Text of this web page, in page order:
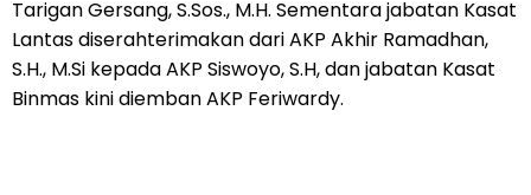
Tarigan Gersang, S.Sos., M.H. Sementara jabatan Kasat
Lantas diserahterimakan dari AKP Akhir Ramadhan,
S.H., M.Si kepada AKP Siswoyo, S.H, dan jabatan Kasat
Binmas kini diemban AKP Feriwardy.